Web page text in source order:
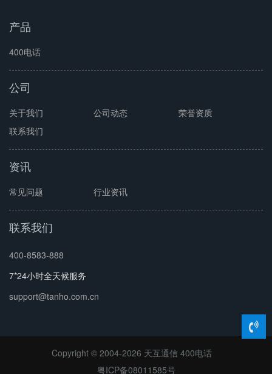
产品
400电话
公司
关于我们 公司动态
荣誉资质
联系我们
资讯
常见问题 行业资讯
联系我们
400-8583-888
7*24小时全天候服务
support@tanho.com.cn
Copyright © 2004-2026 天互通信 400电话
粤ICP备08011585号